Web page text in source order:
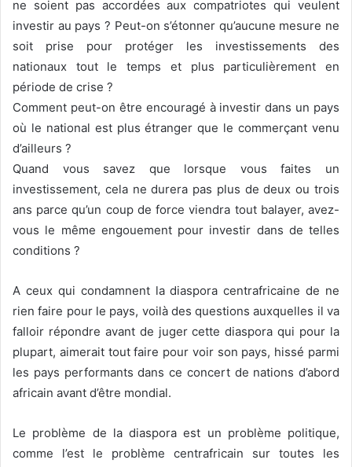
ne soient pas accordées aux compatriotes qui veulent
investir au pays ? Peut-on s’étonner qu’aucune mesure ne
soit prise pour protéger les investissements des
nationaux tout le temps et plus particulièrement en
période de crise ?
Comment peut-on être encouragé à investir dans un pays
où le national est plus étranger que le commerçant venu
d’ailleurs ?
Quand vous savez que lorsque vous faites un
investissement, cela ne durera pas plus de deux ou trois
ans parce qu’un coup de force viendra tout balayer, avez-
vous le même engouement pour investir dans de telles
conditions ?
A ceux qui condamnent la diaspora centrafricaine de ne
rien faire pour le pays, voilà des questions auxquelles il va
falloir répondre avant de juger cette diaspora qui pour la
plupart, aimerait tout faire pour voir son pays, hissé parmi
les pays performants dans ce concert de nations d’abord
africain avant d’être mondial.
Le problème de la diaspora est un problème politique,
comme l’est le problème centrafricain sur toutes les